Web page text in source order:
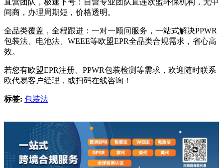
直营团队，极速下号：自营专业团队直连欧盟环保机构，无中
间商，办理周期短，价格透明。
全品类覆盖，全程跟进：一对一顾问服务，一站式解决PPWR
包装法、电池法、WEEE等欧盟EPR全品类合规需求，省心高
效。
若您有欧盟EPR注册、PPWR包装检测等需求，欢迎随时联系
欧代易客户经理，或扫码在线咨询！
标签: 包装法